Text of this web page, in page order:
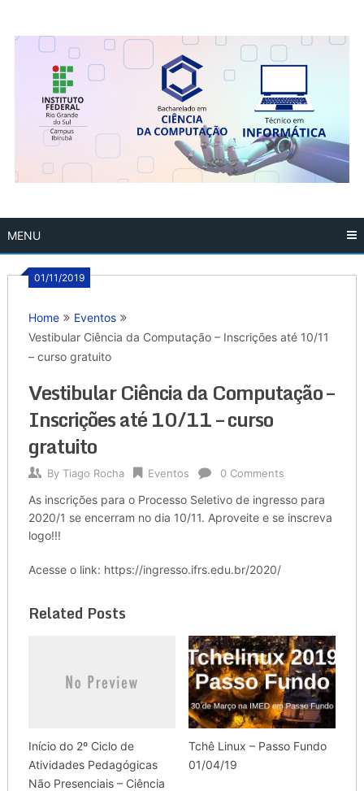
MENU
01/11/2019
Home
Eventos
Vestibular Ciência da Computação – Inscrições até 10/11
– curso gratuito
Vestibular Ciência da Computação –
Inscrições até 10/11 – curso
gratuito
By Tiago Rocha Eventos 0 Comments
As inscrições para o Processo Seletivo de ingresso para
2020/1 se encerram no dia 10/11. Aproveite e se inscreva
logo!!!
Acesse o link: https://ingresso.ifrs.edu.br/2020/
Related Posts
Início do 2º Ciclo de
Atividades Pedagógicas
Não Presenciais – Ciência
Tchê Linux – Passo Fundo
01/04/19